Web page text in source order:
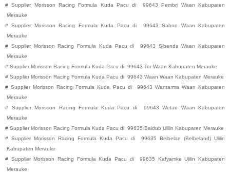
# Supplier Morisson Racing Formula Kuda Pacu di 99643 Pembri Waan
Kabupaten
Merauke
# Supplier Morisson Racing Formula Kuda Pacu di 99643 Sabon Waan
Kabupaten
Merauke
# Supplier Morisson Racing Formula Kuda Pacu di 99643 Sibenda Waan
Kabupaten
Merauke
# Supplier Morisson Racing Formula Kuda Pacu di 99643 Tor Waan Kabupaten Merauke
# Supplier Morisson Racing Formula Kuda Pacu di 99643 Waan Waan Kabupaten Merauke
# Supplier Morisson Racing Formula Kuda Pacu di 99643 Wantarma Waan Kabupaten
Merauke
#
Supplier Morisson Racing Formula Kuda Pacu di 99643 Wetau Waan
Kabupaten
Merauke
# Supplier Morisson Racing Formula Kuda Pacu di 99635 Baidub Ulilin Kabupaten Merauke
# Supplier Morisson Racing Formula Kuda Pacu di 99635 Belbelan (Belbeland) Ulilin
Kabupaten Merauke
# Supplier Morisson Racing Formula Kuda Pacu di 99635 Kafyamke Ulilin
Kabupaten
Merauke